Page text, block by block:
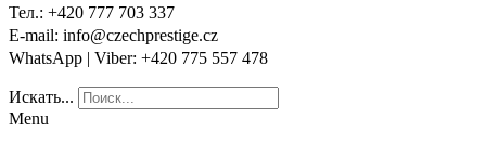
Тел.: +420 777 703 337
E-mail: info@czechprestige.cz
WhatsApp | Viber: +420 775 557 478
Искать...
Menu